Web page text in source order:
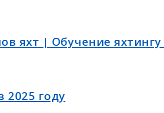
яхт | Обучение яхтингу
2025 году